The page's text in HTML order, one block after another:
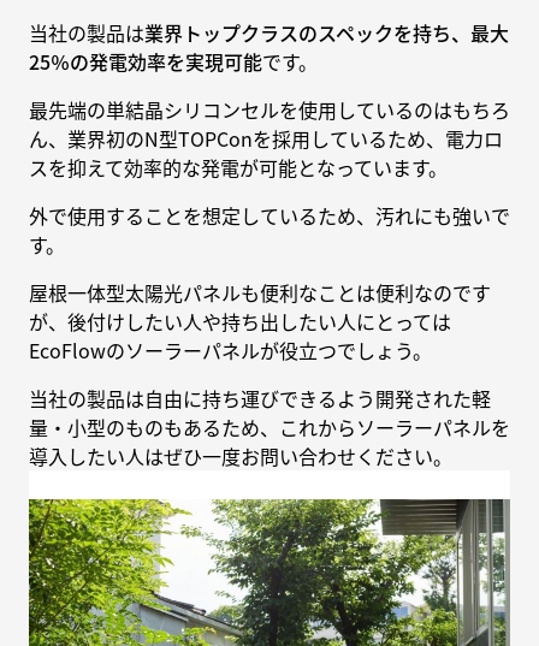
当社の製品は業界トップクラスのスペックを持ち、最大
25％の発電効率を実現可能です。
最先端の単結晶シリコンセルを使用しているのはもちろ
ん、業界初のN型TOPConを採用しているため、電力ロ
スを抑えて効率的な発電が可能となっています。
外で使用することを想定しているため、汚れにも強いで
す。
屋根一体型太陽光パネルも便利なことは便利なのです
が、後付けしたい人や持ち出したい人にとっては
EcoFlowのソーラーパネルが役立つでしょう。
当社の製品は自由に持ち運びできるよう開発された軽
量・小型のものもあるため、これからソーラーパネルを
導入したい人はぜひ一度お問い合わせください。